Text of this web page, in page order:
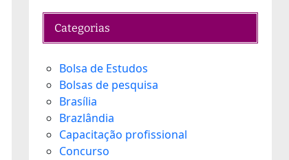
Categorias
Bolsa de Estudos
Bolsas de pesquisa
Brasília
Brazlândia
Capacitação profissional
Concurso